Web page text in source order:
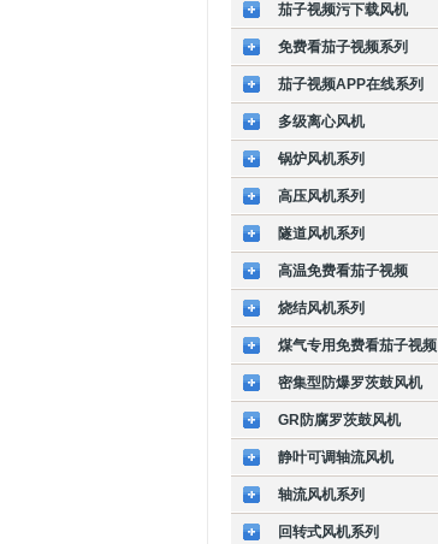
茄子视频污下载风机
免费看茄子视频系列
茄子视频APP在线系列
多级离心风机
锅炉风机系列
高压风机系列
隧道风机系列
高温免费看茄子视频
烧结风机系列
煤气专用免费看茄子视频
密集型防爆罗茨鼓风机
GR防腐罗茨鼓风机
静叶可调轴流风机
轴流风机系列
回转式风机系列